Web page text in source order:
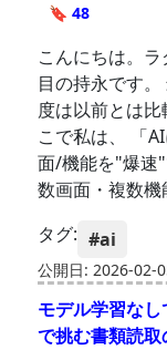
🔖 48
こんにちは。
目の持永です
度は以前とは
こで私は、 「
面/機能を"爆速
数画面・複数
タグ: #ai
公開日: 2026-02-
モデル学習な
で挑む書類読